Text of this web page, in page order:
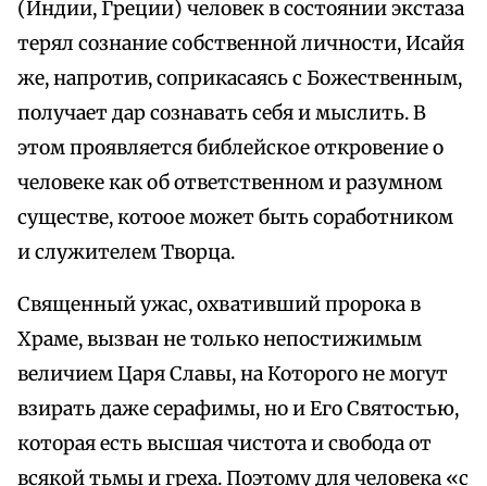
(Индии, Греции) человек в состоянии экстаза
терял сознание собственной личности, Исайя
же, напротив, соприкасаясь с Божественным,
получает дар сознавать себя и мыслить. В
этом проявляется библейское откровение о
человеке как об ответственном и разумном
существе, котоое может быть соработником
и служителем Творца.
Священный ужас, охвативший пророка в
Храме, вызван не только непостижимым
величием Царя Славы, на Которого не могут
взирать даже серафимы, но и Его Святостью,
которая есть высшая чистота и свобода от
всякой тьмы и греха. Поэтому для человека «с